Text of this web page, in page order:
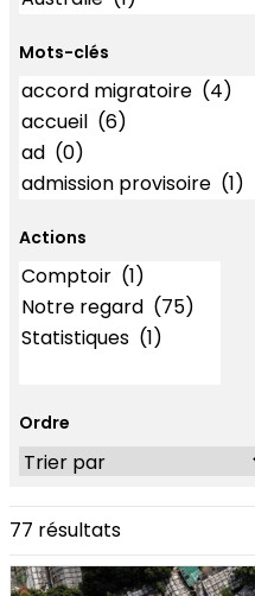
Mots-clés
Mots-clés
Actions
Actions
Ordre
77 résultats